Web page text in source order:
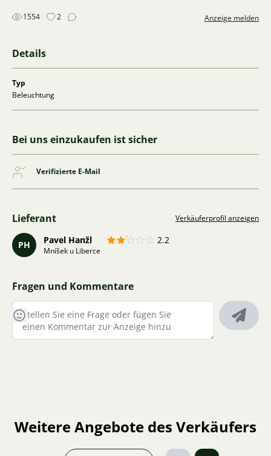
1554 2 Anzeige melden
Details
Typ
Beleuchtung
Bei uns einzukaufen ist sicher
Verifizierte E-Mail
Lieferant Verkäuferprofil anzeigen
PH Pavel Hanžl 2.2
Mníšek u Liberce
Fragen und Kommentare
Weitere Angebote des Verkäufers